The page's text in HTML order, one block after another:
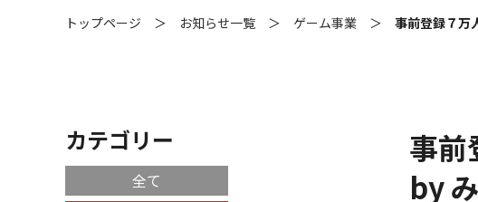
トップページ ＞ お知らせ一覧 ＞ ゲーム事業 ＞ 事前登録７
事前
by
カテゴリー
全て